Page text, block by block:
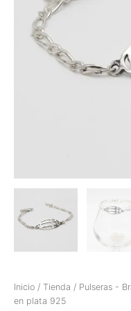
Inicio / Tienda / Pulseras -
en plata 925